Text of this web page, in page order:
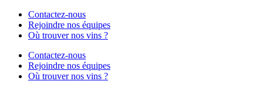
Contactez-nous
Rejoindre nos équipes
Où trouver nos vins ?
Contactez-nous
Rejoindre nos équipes
Où trouver nos vins ?